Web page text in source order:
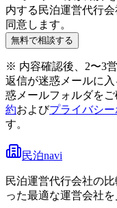
内する民泊運営代行
同意します。
無料で相談する
※ 内容確認後、2〜3
返信が迷惑メールに
惑メールフォルダをご
約およびプライバシ
す。
民泊navi
民泊運営代行会社の
った最適な運営会社を